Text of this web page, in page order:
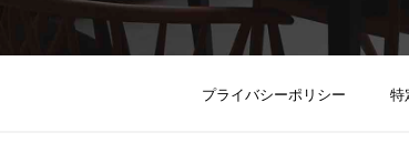
プライバシーポリシー 特